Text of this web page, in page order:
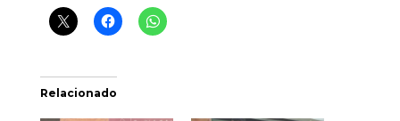
Relacionado